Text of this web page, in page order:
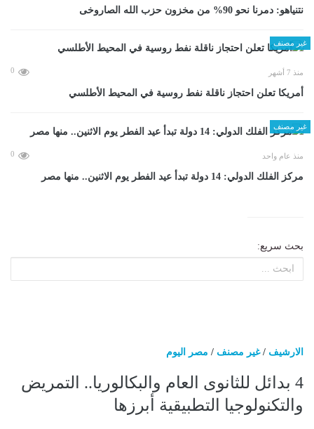
نتنياهو: دمرنا نحو 90% من مخزون حزب الله الصاروخى
غير مصنف
منذ 7 أشهر 0
أمريكا تعلن احتجاز ناقلة نفط روسية في المحيط الأطلسي
غير مصنف
منذ عام واحد 0
مركز الفلك الدولي: 14 دولة تبدأ عيد الفطر يوم الاثنين.. منها مصر
بحث سريع:
الارشيف /غير مصنف / مصر اليوم
4 بدائل للثانوى العام والبكالوريا.. التمريض
والتكنولوجيا التطبيقية أبرزها